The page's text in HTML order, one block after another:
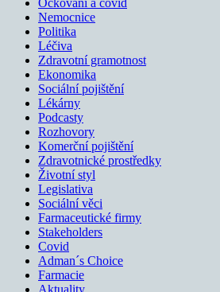
Očkování a covid
Nemocnice
Politika
Léčiva
Zdravotní gramotnost
Ekonomika
Sociální pojištění
Lékárny
Podcasty
Rozhovory
Komerční pojištění
Zdravotnické prostředky
Životní styl
Legislativa
Sociální věci
Farmaceutické firmy
Stakeholders
Covid
Adman´s Choice
Farmacie